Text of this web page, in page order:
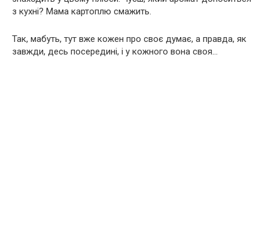
з кухні? Мама картоплю смажить.
Так, мабуть, тут вже кожен про своє думає, а правда, як
завжди, десь посередині, і у кожного вона своя…